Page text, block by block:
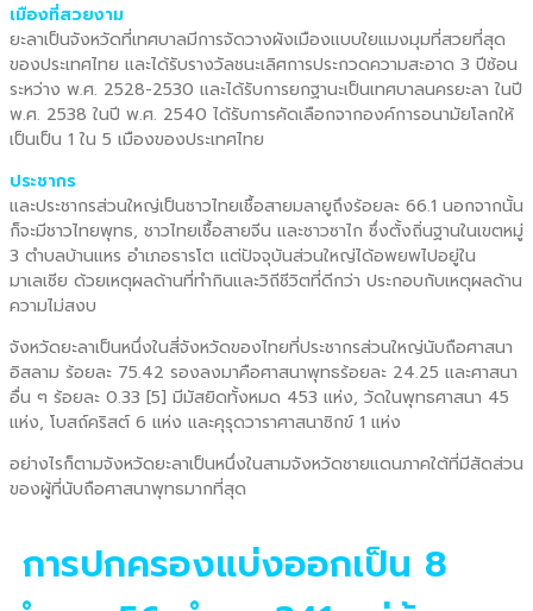
เมืองที่สวยงาม
ยะลาเป็นจังหวัดที่เทศบาลมีการจัดวางผังเมืองแบบใยแมงมุมที่สวยที่สุด
ของประเทศไทย และได้รับรางวัลชนะเลิศการประกวดความสะอาด 3 ปีซ้อน
ระหว่าง พ.ศ. 2528-2530 และได้รับการยกฐานะเป็นเทศบาลนครยะลา ในปี
พ.ศ. 2538 ในปี พ.ศ. 2540 ได้รับการคัดเลือกจากองค์การอนามัยโลกให้
เป็นเป็น 1 ใน 5 เมืองของประเทศไทย
ประชากร
และประชากรส่วนใหญ่เป็นชาวไทยเชื้อสายมลายูถึงร้อยละ 66.1 นอกจากนั้น
ก็จะมีชาวไทยพุทธ, ชาวไทยเชื้อสายจีน และชาวซาไก ซึ่งตั้งถิ่นฐานในเขตหมู่
3 ตำบลบ้านแหร อำเภอธารโต แต่ปัจจุบันส่วนใหญ่ได้อพยพไปอยู่ใน
มาเลเซีย ด้วยเหตุผลด้านที่ทำกินและวิถีชีวิตที่ดีกว่า ประกอบกับเหตุผลด้าน
ความไม่สงบ
จังหวัดยะลาเป็นหนึ่งในสี่จังหวัดของไทยที่ประชากรส่วนใหญ่นับถือศาสนา
อิสลาม ร้อยละ 75.42 รองลงมาคือศาสนาพุทธร้อยละ 24.25 และศาสนา
อื่น ๆ ร้อยละ 0.33 [5] มีมัสยิดทั้งหมด 453 แห่ง, วัดในพุทธศาสนา 45
แห่ง, โบสถ์คริสต์ 6 แห่ง และคุรุดวาราศาสนาซิกข์ 1 แห่ง
อย่างไรก็ตามจังหวัดยะลาเป็นหนึ่งในสามจังหวัดชายแดนภาคใต้ที่มีสัดส่วน
ของผู้ที่นับถือศาสนาพุทธมากที่สุด
การปกครองแบ่งออกเป็น 8